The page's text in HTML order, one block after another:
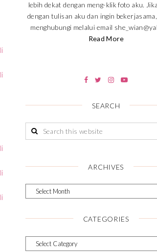
lebih dekat dengan meng-klik foto aku.
dengan tulisan aku dan ingin
menghubungi melalui email
Read More
SEARCH
ARCHIVES
CATEGORIES